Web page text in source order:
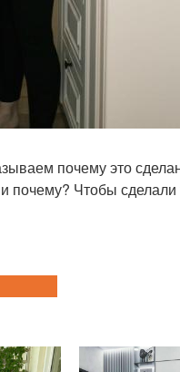
почему это
почему? Чтобы сделали